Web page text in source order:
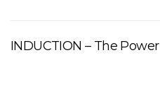
INDUCTION – The